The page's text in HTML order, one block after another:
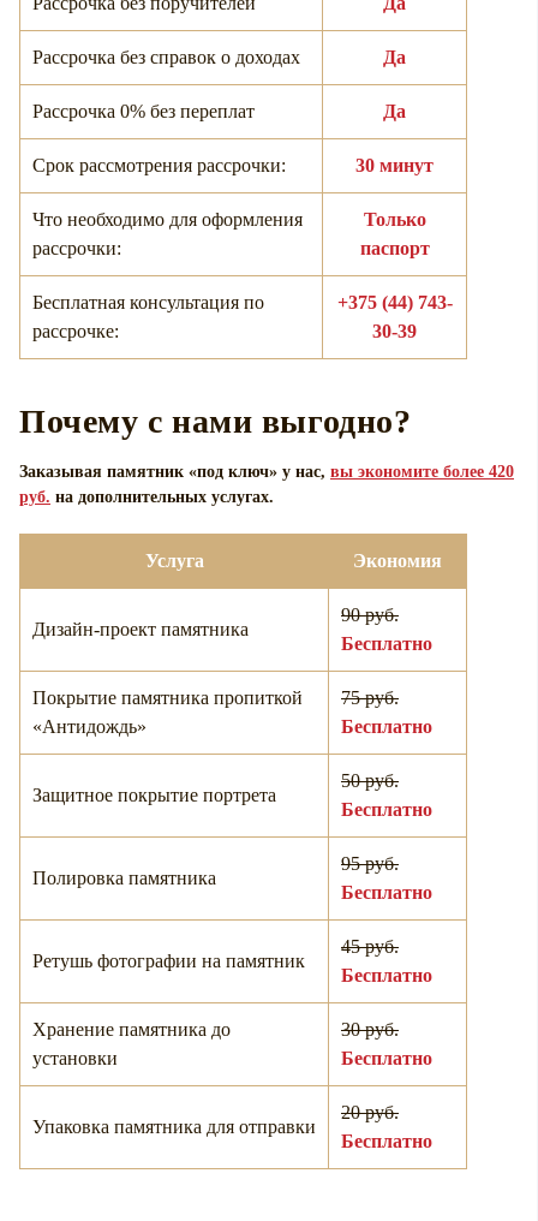
Рассрочка без справок о доходах Да
Рассрочка 0% без переплат Да
Срок рассмотрения рассрочки: 30 минут
Что необходимо для оформления
рассрочки:
Только
паспорт
Бесплатная консультация по
рассрочке:
+375 (44) 743-
30-39
Почему с нами выгодно?
Заказывая памятник «под ключ» у нас, вы экономите более 420
руб. на дополнительных услугах.
Услуга Экономия
Дизайн-проект памятника
90 руб.
Бесплатно
Покрытие памятника пропиткой
«Антидождь»
75 руб.
Бесплатно
Защитное покрытие портрета
50 руб.
Бесплатно
Полировка памятника
95 руб.
Бесплатно
Ретушь фотографии на памятник
45 руб.
Бесплатно
Хранение памятника до
установки
30 руб.
Бесплатно
Упаковка памятника для отправки
20 руб.
Бесплатно